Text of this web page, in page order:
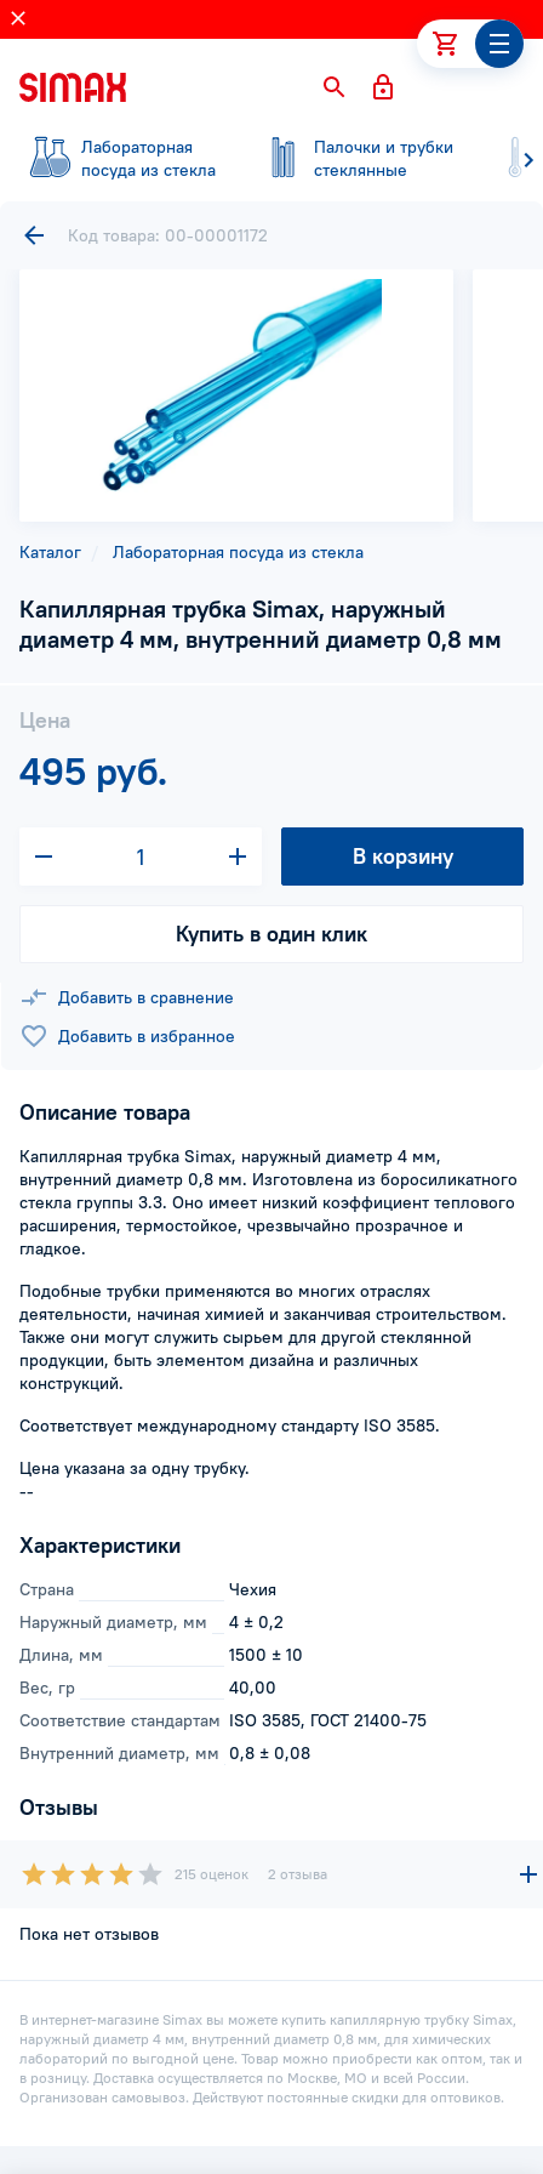
Лабораторная
посуда из стекла
Палочки и трубки
стеклянные
Каталог Лабораторная посуда из стекла
Капиллярная трубка Simax, наружный
диаметр 4 мм, внутренний диаметр 0,8 мм
Цена
495 руб.
В корзину
Купить в один клик
Добавить в сравнение
Добавить в избранное
Описание товара
Капиллярная трубка Simax, наружный диаметр 4 мм,
внутренний диаметр 0,8 мм. Изготовлена из боросиликатного
стекла группы 3.3. Оно имеет низкий коэффициент теплового
расширения, термостойкое, чрезвычайно прозрачное и
гладкое.
Подобные трубки применяются во многих отраслях
деятельности, начиная химией и заканчивая строительством.
Также они могут служить сырьем для другой стеклянной
продукции, быть элементом дизайна и различных
конструкций.
Соответствует международному стандарту ISO 3585.
Цена указана за одну трубку.
--
Характеристики
Страна
Чехия
Наружный диаметр, мм
4 ± 0,2
Длина, мм
1500 ± 10
Вес, гр
40,00
Соответствие стандартам ISO 3585, ГОСТ 21400-75
Внутренний диаметр, мм 0,8 ± 0,08
Отзывы
215 оценок 2 отзыва
Пока нет отзывов
Код товара: 00-00001172
В интернет-магазине Simax вы можете купить капиллярную трубку Simax,
наружный диаметр 4 мм, внутренний диаметр 0,8 мм, для химических
лабораторий по выгодной цене. Товар можно приобрести как оптом, так и
в розницу. Доставка осуществляется по Москве, МО и всей России.
Организован самовывоз. Действуют постоянные скидки для оптовиков.